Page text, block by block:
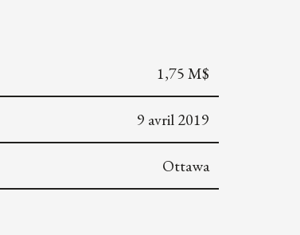
1,75 M$
9 avril 2019
Ottawa